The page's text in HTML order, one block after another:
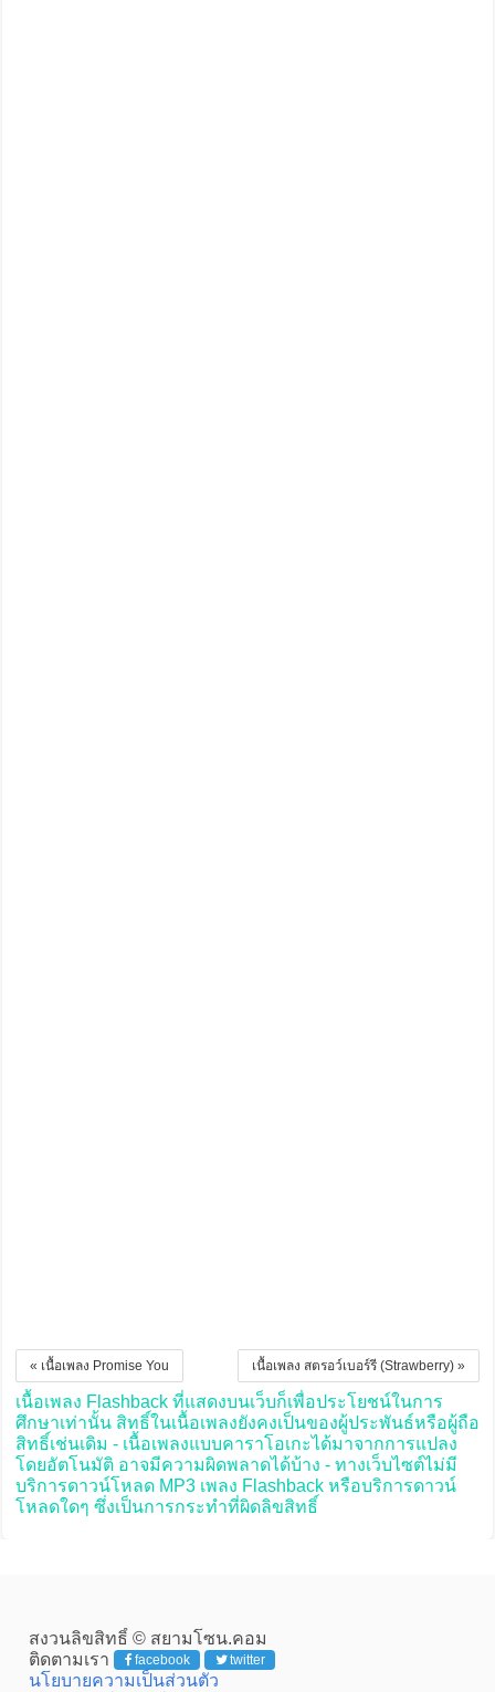
เนื้อเพลง สตรอว์เบอร์รี (Strawberry) »
« เนื้อเพลง Promise You
เนื้อเพลง Flashback ที่แสดงบนเว็บก็เพื่อประโยชน์ในการ
ศึกษาเท่านั้น สิทธิ์ในเนื้อเพลงยังคงเป็นของผู้ประพันธ์หรือผู้ถือ
สิทธิ์เช่นเดิม - เนื้อเพลงแบบคาราโอเกะได้มาจากการแปลง
โดยอัตโนมัติ อาจมีความผิดพลาดได้บ้าง - ทางเว็บไซต์ไม่มี
บริการดาวน์โหลด MP3 เพลง Flashback หรือบริการดาวน์
โหลดใดๆ ซึ่งเป็นการกระทำที่ผิดลิขสิทธิ์
สงวนลิขสิทธิ์ © สยามโซน.คอม
ติดตามเรา
facebook twitter
นโยบายความเป็นส่วนตัว